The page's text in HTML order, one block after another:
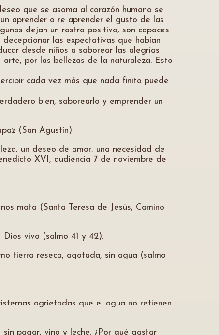
que se asoma al corazón humano se
aprender o re aprender el gusto de las
dejan un rastro positivo, son capaces
las expectativas que habían
desde niños a saborear las alegrías
por las bellezas de la naturaleza. Esto
cada vez más que nada finito puede
bien, saborearlo y emprender un
(San Agustín).
un deseo de amor, una necesidad de
XVI, audiencia 7 de noviembre de
mata (Santa Teresa de Jesús, Camino
vivo (salmo 41 y 42).
tierra reseca, agotada, sin agua (salmo
agrietadas que el agua no retienen
pagar, vino y leche. ¿Por qué gastar